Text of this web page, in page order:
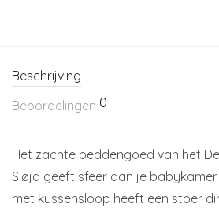
Beschrijving
Beoordelingen 0
Het zachte beddengoed van het
Sløjd geeft sfeer aan je
met kussensloop heeft een stoer